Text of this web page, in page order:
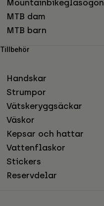
Mountainbikeglasögon
MTB dam
MTB barn
Tillbehör
Handskar
Strumpor
Vätskeryggsäckar
Väskor
Kepsar och hattar
Vattenflaskor
Stickers
Reservdelar